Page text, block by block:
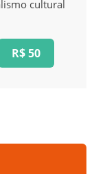
cultural
R$ 50